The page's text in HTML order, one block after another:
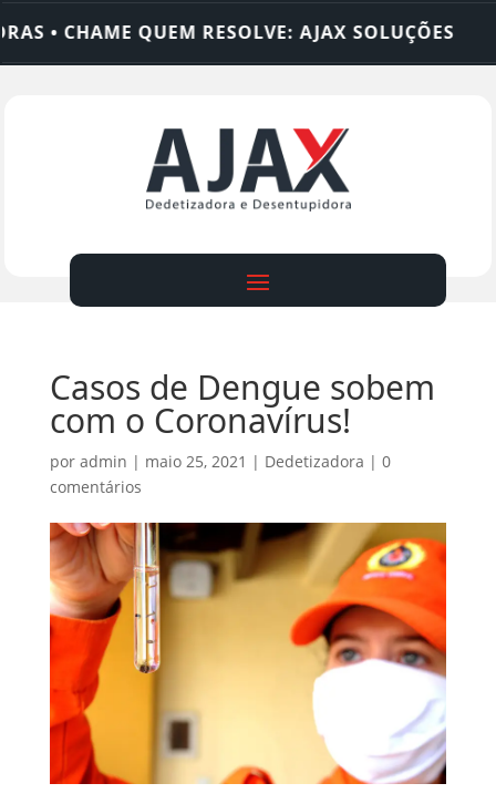
QUEM RESOLVE: AJAX SOLUÇÕES
Casos de Dengue sobem
com o Coronavírus!
por admin | maio 25, 2021 | Dedetizadora | 0
comentários